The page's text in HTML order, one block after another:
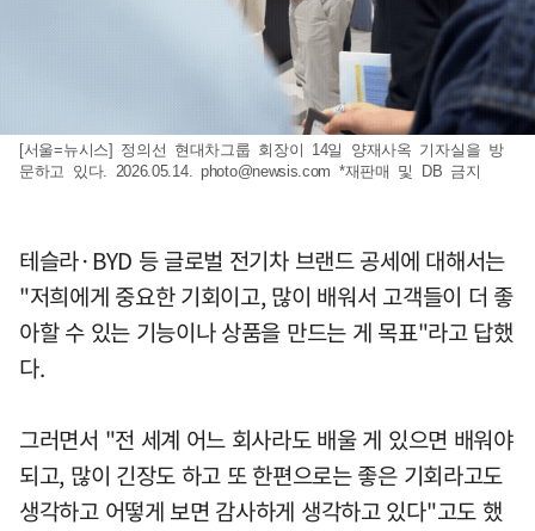
[서울=뉴시스] 정의선 현대차그룹 회장이 14일 양재사옥 기자실을 방
문하고 있다. 2026.05.14. photo@newsis.com *재판매 및 DB 금지
테슬라·BYD 등 글로벌 전기차 브랜드 공세에 대해서는
"저희에게 중요한 기회이고, 많이 배워서 고객들이 더 좋
아할 수 있는 기능이나 상품을 만드는 게 목표"라고 답했
다.
그러면서 "전 세계 어느 회사라도 배울 게 있으면 배워야
되고, 많이 긴장도 하고 또 한편으로는 좋은 기회라고도
생각하고 어떻게 보면 감사하게 생각하고 있다"고도 했